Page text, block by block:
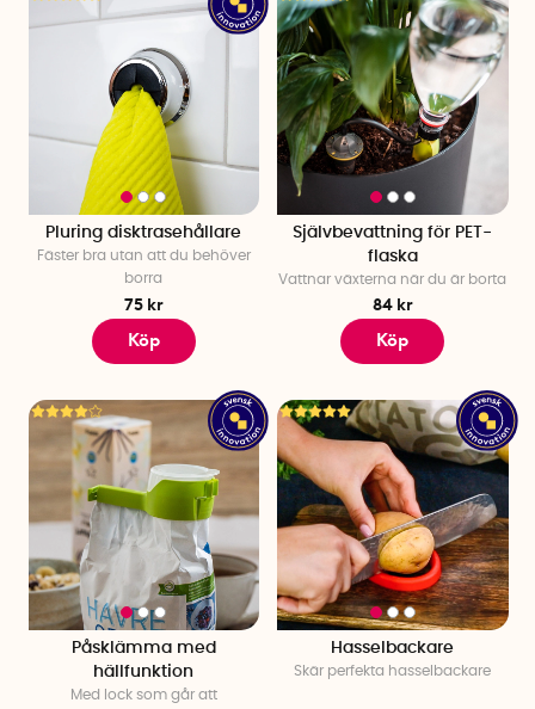
Pluring disktrasehållare
Fäster bra utan att du behöver
borra
75 kr
Köp
Självbevattning för PET-
flaska
Vattnar växterna när du är borta
84 kr
Köp
Påsklämma med
hällfunktion
Med lock som går att
Hasselbackare
Skär perfekta hasselbackare